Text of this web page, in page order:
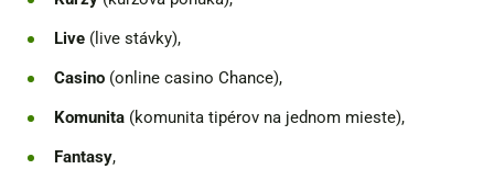
Live (live stávky),
Casino (online casino Chance),
Komunita (komunita tipérov na jednom mieste),
Fantasy,